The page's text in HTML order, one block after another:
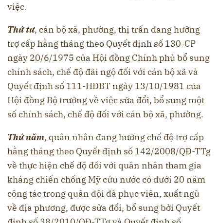
việc.
Thứ tư, cán bộ xã, phường, thị trấn đang hưởng
trợ cấp hằng tháng theo Quyết định số 130-CP
ngày 20/6/1975 của Hội đồng Chính phủ bổ sung
chính sách, chế độ đãi ngộ đối với cán bộ xã và
Quyết định số 111-HĐBT ngày 13/10/1981 của
Hội đồng Bộ trưởng về việc sửa đổi, bổ sung một
số chính sách, chế độ đối với cán bộ xã, phường.
Thứ năm, quân nhân đang hưởng chế độ trợ cấp
hằng tháng theo Quyết định số 142/2008/QĐ-TTg
về thực hiện chế độ đối với quân nhân tham gia
kháng chiến chống Mỹ cứu nước có dưới 20 năm
công tác trong quân đội đã phục viên, xuất ngũ
về địa phương, được sửa đổi, bổ sung bởi Quyết